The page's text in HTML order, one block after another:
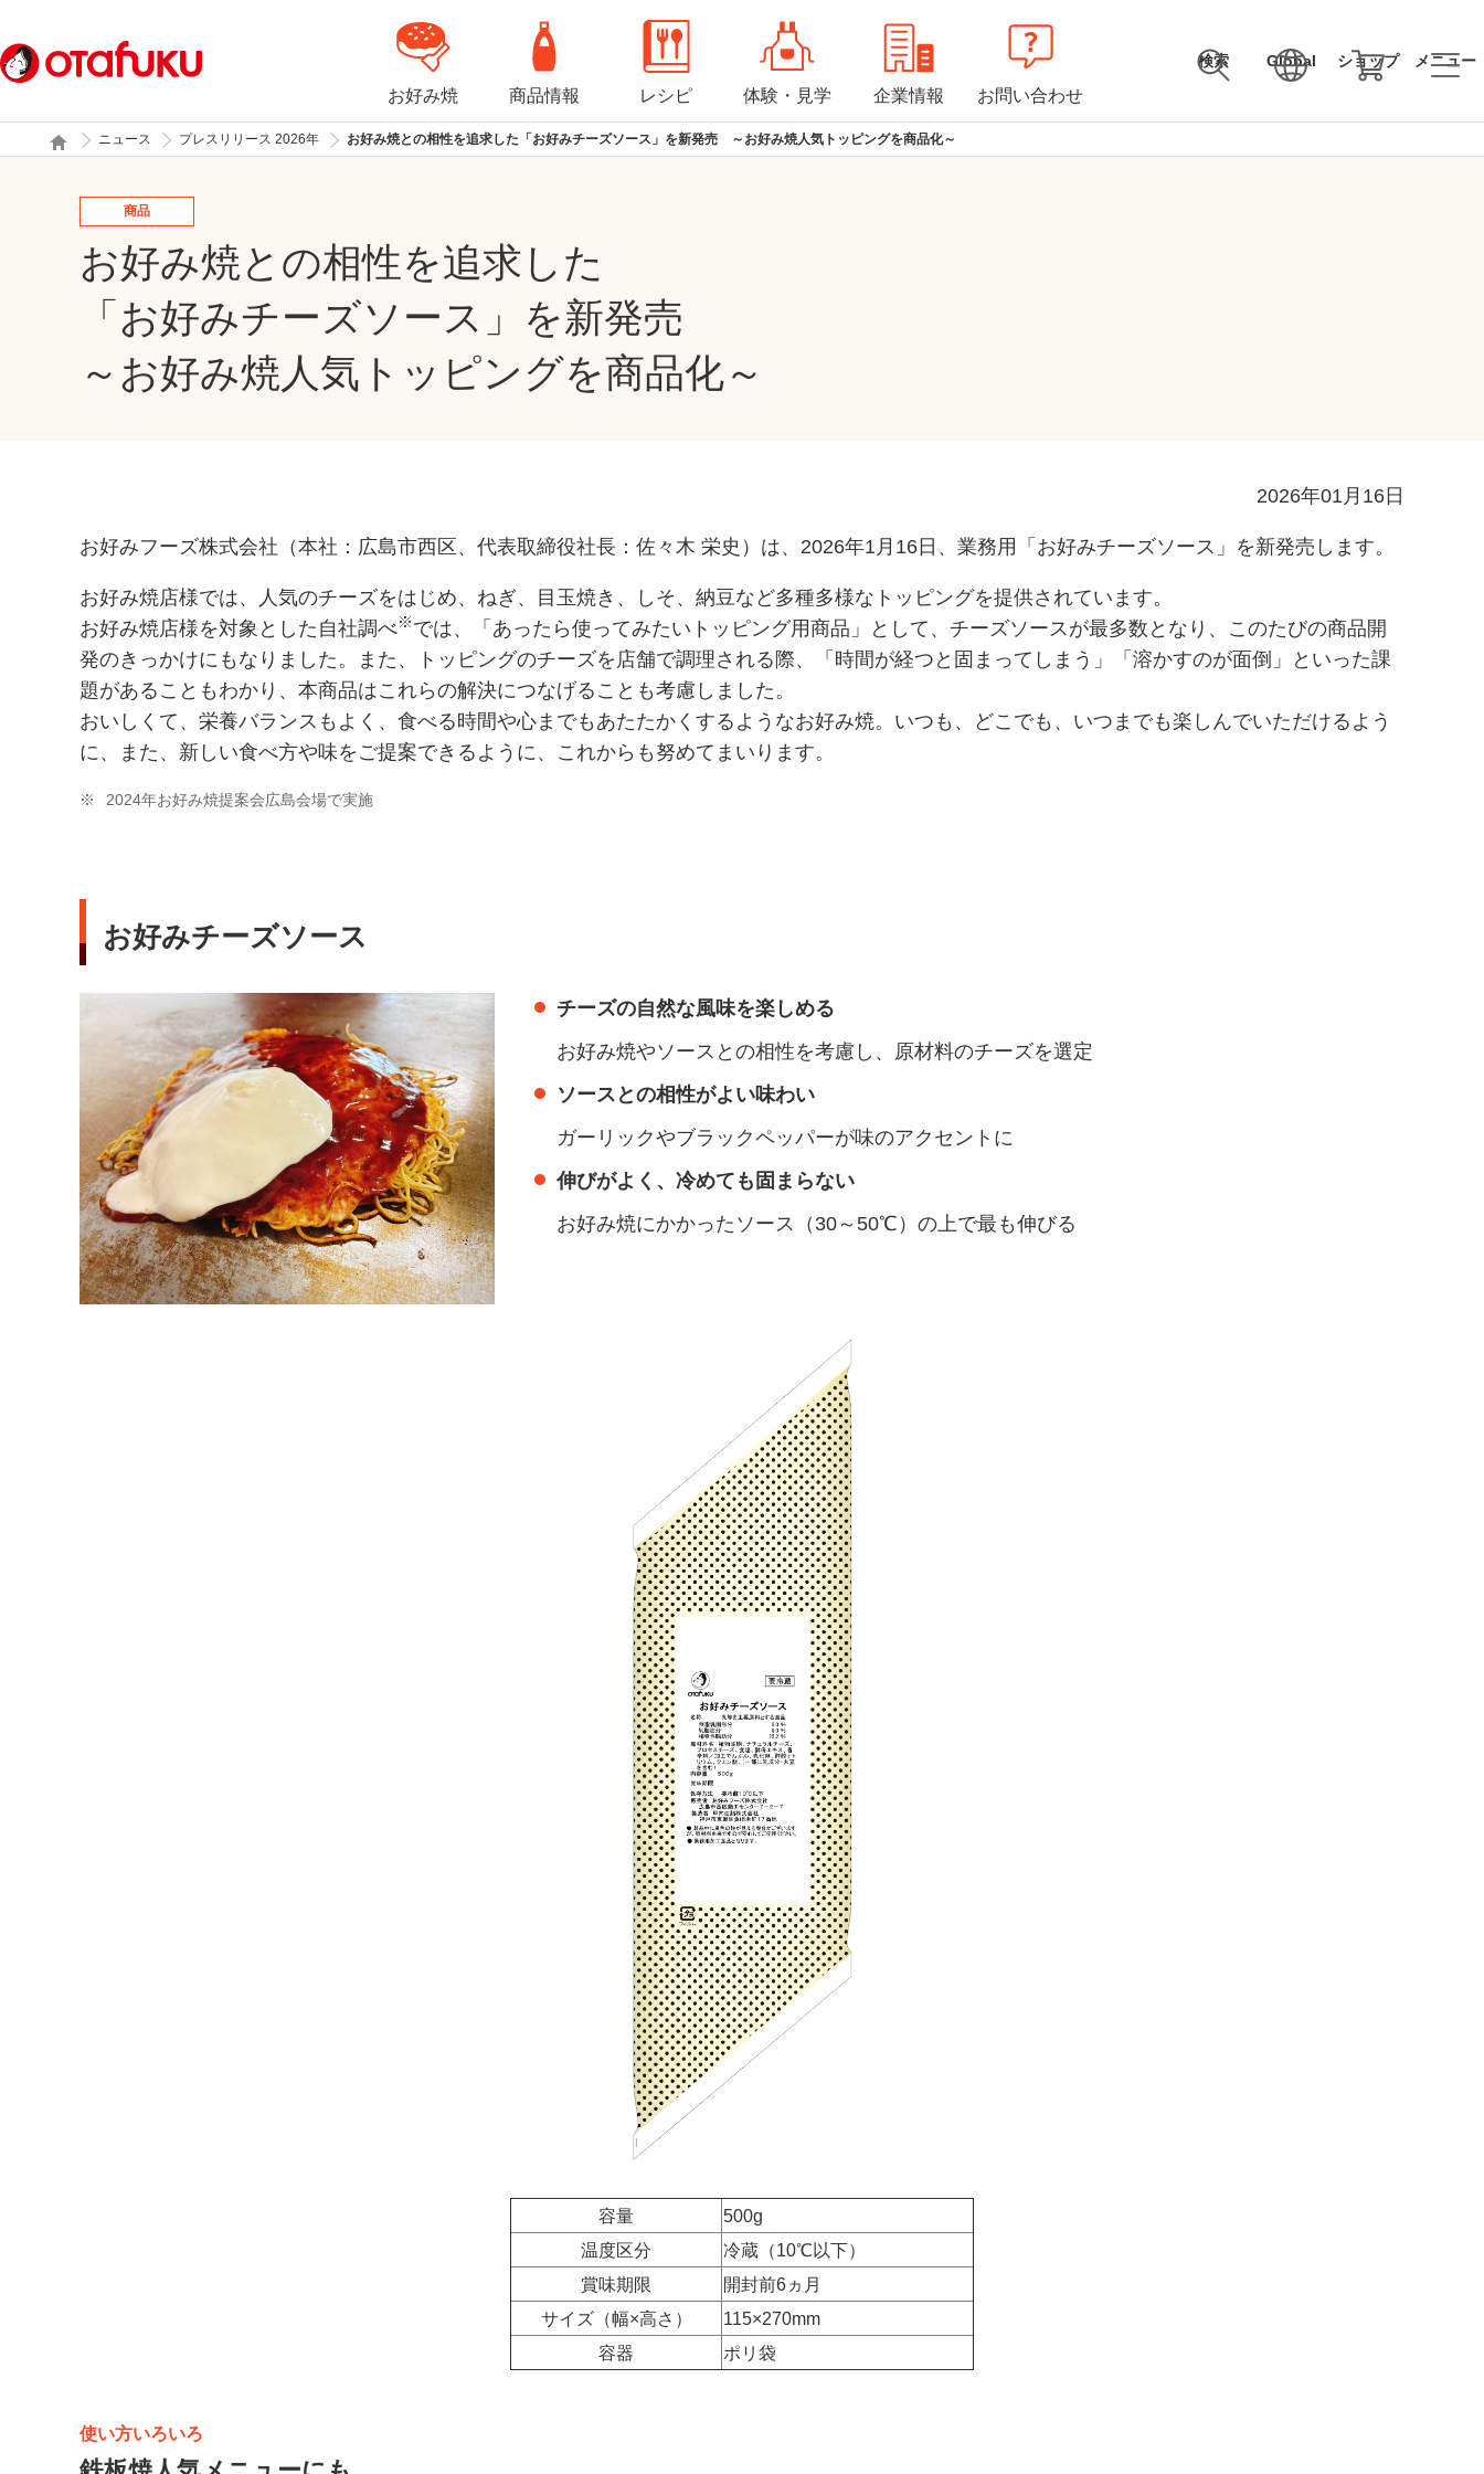
お好み焼 商品情報 レシピ 体験・見学 企業情報 お問い合わせ
検索 Global ショップ メニュー
ニュース プレスリリース 2026年 お好み焼との相性を追求した「お好みチーズソース」を新発売 ～お好み焼人気トッピングを商品化～
商品
お好み焼との相性を追求した
「お好みチーズソース」を新発売
～お好み焼人気トッピングを商品化～
2026年01月16日
お好みフーズ株式会社（本社：広島市西区、代表取締役社長：佐々木 栄史）は、2026年1月16日、業務用「お好みチーズソース」を新発売します。
お好み焼店様では、人気のチーズをはじめ、ねぎ、目玉焼き、しそ、納豆など多種多様なトッピングを提供されています。
お好み焼店様を対象とした自社調べ※ では、「あったら使ってみたいトッピング用商品」として、チーズソースが最多数となり、このたびの商品開
発のきっかけにもなりました。また、トッピングのチーズを店舗で調理される際、「時間が経つと固まってしまう」「溶かすのが面倒」といった課
題があることもわかり、本商品はこれらの解決につなげることも考慮しました。
おいしくて、栄養バランスもよく、食べる時間や心までもあたたかくするようなお好み焼。いつも、どこでも、いつまでも楽しんでいただけるよう
に、また、新しい食べ方や味をご提案できるように、これからも努めてまいります。
※ 2024年お好み焼提案会広島会場で実施
お好みチーズソース
チーズの自然な風味を楽しめる
お好み焼やソースとの相性を考慮し、原材料のチーズを選定
ソースとの相性がよい味わい
ガーリックやブラックペッパーが味のアクセントに
伸びがよく、冷めても固まらない
お好み焼にかかったソース（30～50℃）の上で最も伸びる
容量
500g
温度区分
冷蔵（10℃以下）
賞味期限
開封前6ヵ月
サイズ（幅×高さ）
115×270mm
容器
ポリ袋
使い方いろいろ